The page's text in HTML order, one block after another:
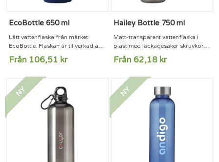
EcoBottle 650 ml
Lätt vattenflaska från märket
EcoBottle. Flaskan är tillverkad av
98 % avfall från
sockerrörsbiomassa. Skruvkorken
kork. Designad och tillverkad i
Sverige med huvudsakligen
förnybar energi. Detta är en särskilt
stilren flaska tack vare sin enkla
Från 106,51 kr
Hailey Bottle 750 ml
Matt-transparent vattenflaska i
plast med läckagesäker skruvkork
och praktisk bärögla. Skruvkorken
har en drickmunstycke och försluts
lock med tryckknapp och lås. Med
innehållsmarkering i ml och oz på
flaskans utsida. Tål inte
diskmaskin. Rymmer 750 ml.
Från 62,18 kr
NY NY